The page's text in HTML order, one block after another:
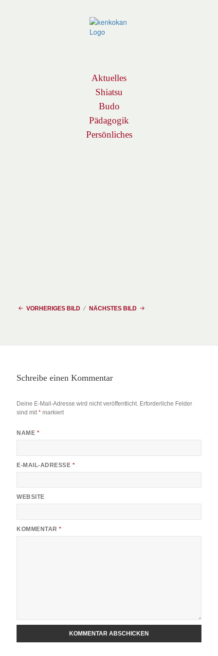
Aktuelles
Shiatsu
Budo
Pädagogik
Persönliches
VORHERIGES BILD NÄCHSTES BILD
Schreibe einen Kommentar
Deine E-Mail-Adresse wird nicht veröffentlicht. Erforderliche Felder
sind mit* markiert
NAME *
E-MAIL-ADRESSE *
WEBSITE
KOMMENTAR*